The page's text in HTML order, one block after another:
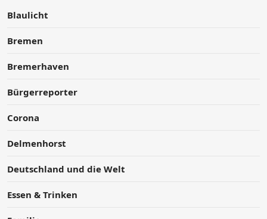
Blaulicht
Bremen
Bremerhaven
Bürgerreporter
Corona
Delmenhorst
Deutschland und die Welt
Essen & Trinken